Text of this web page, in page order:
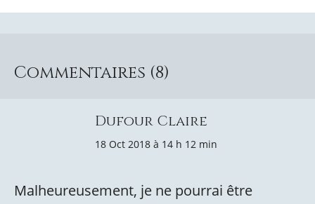
Commentaires (8)
Dufour Claire
18 Oct 2018 à 14 h 12 min
Malheureusement, je ne pourrai être